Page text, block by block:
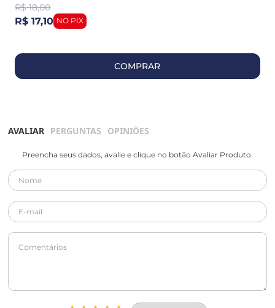
R$ 18,00
R$ 17,10
COMPRAR
AVALIAR PERGUNTAS OPINIÕES
Preencha seus dados, avalie e clique no botão Avaliar Produto.